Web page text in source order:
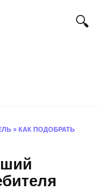
» КАК ПОДОБРАТЬ